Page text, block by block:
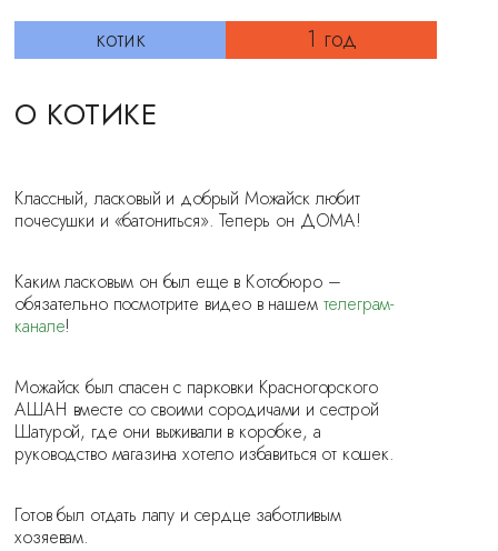
котик 1 год
О КОТИКЕ
Классный, ласковый и добрый Можайск любит
почесушки и «батониться». Теперь он ДОМА!
Каким ласковым он был еще в Котобюро –
обязательно посмотрите видео в нашем телеграм-
канале!
Можайск был спасен с парковки Красногорского
АШАН вместе со своими сородичами и сестрой
Шатурой, где они выживали в коробке, а
руководство магазина хотело избавиться от кошек.
Готов был отдать лапу и сердце заботливым
хозяевам.